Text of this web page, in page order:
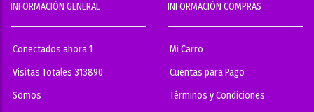
INFORMACIÓN GENERAL
Conectados ahora 1
Visitas Totales 313890
Somos
INFORMACIÓN COMPRAS
Mi Carro
Cuentas para Pago
Términos y Condiciones